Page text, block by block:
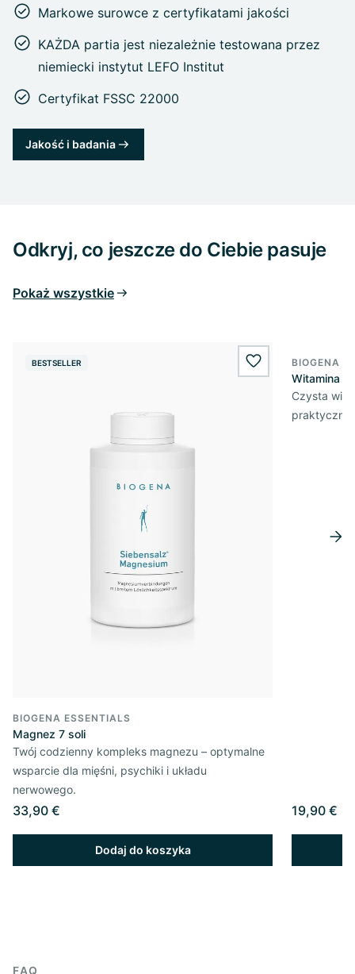
Markowe surowce z certyfikatami jakości
KAŻDA partia jest niezależnie testowana przez
niemiecki instytut LEFO Institut
Certyfikat FSSC 22000
Jakość i badania
Odkryj, co jeszcze do Ciebie pasuje
Pokaż wszystkie
BESTSELLER wishlist.add
BIOGENA ESSENTIALS
Magnez 7 soli
Twój codzienny kompleks magnezu – optymalne
wsparcie dla mięśni, psychiki i układu
nerwowego.
33,90 €
Dodaj do koszyka
BIOGENA
Witamina
Czysta
19,90 €
FAQ